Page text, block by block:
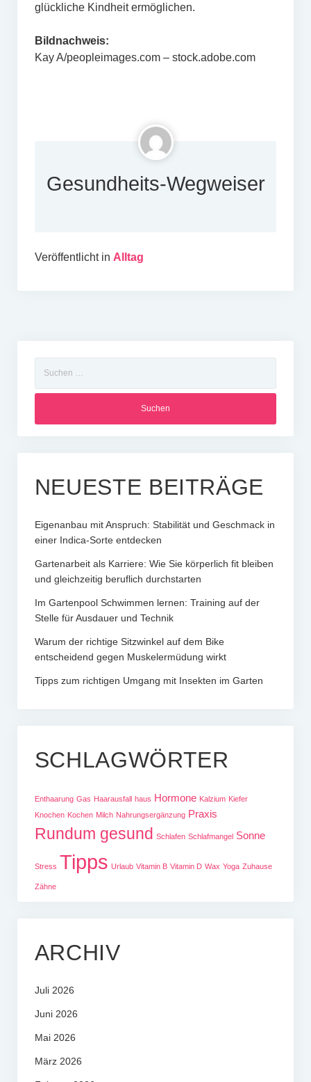
glückliche Kindheit ermöglichen.
Bildnachweis:
Kay A/peopleimages.com – stock.adobe.com
Gesundheits-Wegweiser
Veröffentlicht in Alltag
NEUESTE BEITRÄGE
Eigenanbau mit Anspruch: Stabilität und Geschmack in
einer Indica-Sorte entdecken
Gartenarbeit als Karriere: Wie Sie körperlich fit bleiben
und gleichzeitig beruflich durchstarten
Im Gartenpool Schwimmen lernen: Training auf der
Stelle für Ausdauer und Technik
Warum der richtige Sitzwinkel auf dem Bike
entscheidend gegen Muskelermüdung wirkt
Tipps zum richtigen Umgang mit Insekten im Garten
SCHLAGWÖRTER
Enthaarung Gas Haarausfall haus Hormone Kalzium Kiefer
Knochen Kochen Milch Nahrungsergänzung Praxis
Rundum gesund Schlafen Schlafmangel Sonne
Stress Tipps Urlaub Vitamin B Vitamin D Wax Yoga Zuhause
Zähne
ARCHIV
Juli 2026
Juni 2026
Mai 2026
März 2026